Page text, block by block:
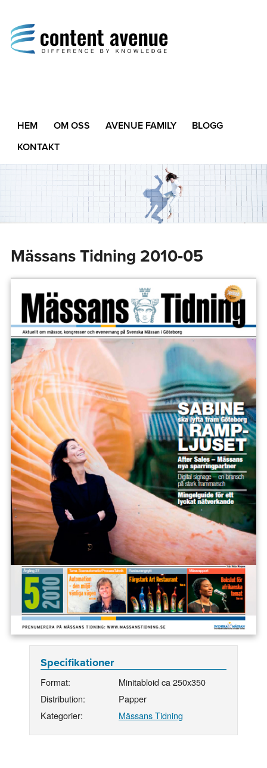
Difference by Knowledge
HEM OM OSS AVENUE FAMILY
BLOGG
KONTAKT
Mässans Tidning 2010‑05
Specifikationer
Format:
Minitabloid ca 250x350
Distribution:
Papper
Kategorier:
Mässans Tidning